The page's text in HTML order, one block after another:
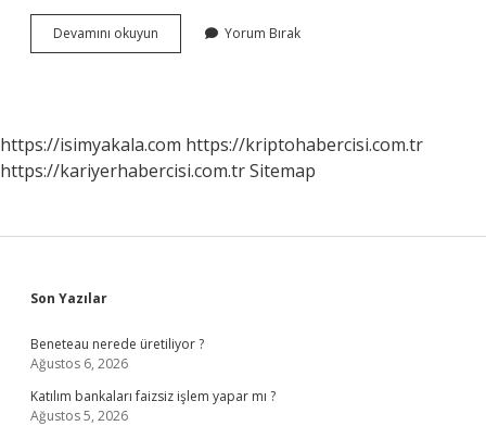
Devamını okuyun
De
Yorum Bırak
https://isimyakala.com https://kriptohabercisi.com.tr
https://kariyerhabercisi.com.trSitemap
Sidebar
Son Yazılar
Beneteau nerede üretiliyor ?
Ağustos 6, 2026
Katılım bankaları faizsiz işlem yapar mı ?
Ağustos 5, 2026